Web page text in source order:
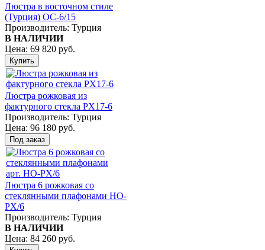
Люстра в восточном стиле
(Турция) ОC-6/15
Производитель: Турция
В НАЛИЧИИ
Цена: 69 820 руб.
Люстра рожковая из
фактурного стекла PX17-6
Производитель: Турция
Цена: 96 180 руб.
Люстра 6 рожковая со
стеклянными плафонами HO-
PX/6
Производитель: Турция
В НАЛИЧИИ
Цена: 84 260 руб.